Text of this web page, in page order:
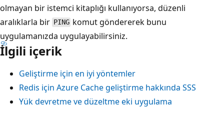
olmayan bir istemci kitaplığı kullanıyorsa, düzenli
aralıklarla bir PING komut göndererek bunu
uygulamanızda uygulayabilirsiniz.
İlgili içerik
Geliştirme için en iyi yöntemler
Redis için Azure Cache geliştirme hakkında SSS
Yük devretme ve düzeltme eki uygulama